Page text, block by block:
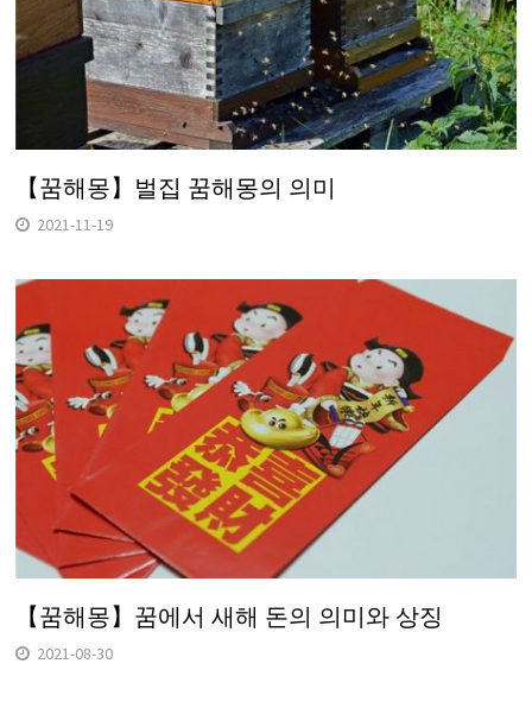
【꿈해몽】벌집 꿈해몽의 의미
2021-11-19
【꿈해몽】꿈에서 새해 돈의 의미와 상징
2021-08-30